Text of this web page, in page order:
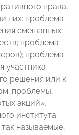
права,
них: проблема
смешанных
проблема
проблема
участника
решения или к
проблемы,
акций»,
института;
называемые,